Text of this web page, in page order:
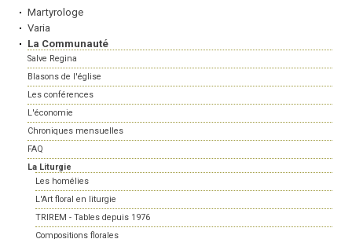
Martyrologe
Varia
La Communauté
Salve Regina
Blasons de l'église
Les conférences
L'économie
Chroniques mensuelles
FAQ
La Liturgie
Les homélies
L'Art floral en liturgie
TRIREM - Tables depuis 1976
Compositions florales